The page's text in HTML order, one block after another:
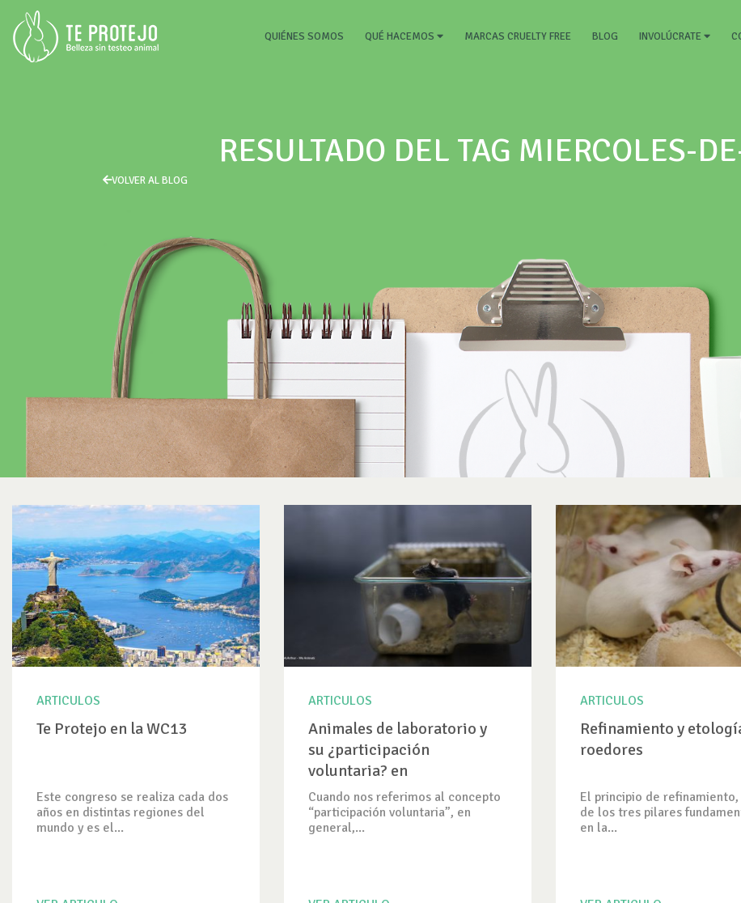
QUIÉNES SOMOS (CURRENT)
QUÉ HACEMOS MARCAS CRUELTY FREE BLOG INVOLÚCRATE
RESULTADO DEL TAG MIERCOLES-
VOLVER AL BLOG
ARTICULOS
Te Protejo en la WC13
Este congreso se realiza cada dos
años en distintas regiones del
mundo y es el...
ARTICULOS
Animales de laboratorio y
su ¿participación
voluntaria? en
experimentos
Cuando nos referimos al concepto
“participación voluntaria”, en
general,...
ARTICULOS
Refinamiento y
roedores
El principio de refinamiento,
de los tres pilares
en la...